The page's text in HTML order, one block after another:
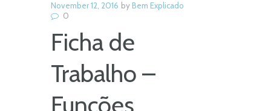
November 12, 2016 byBem Explicado
0
Ficha de
Trabalho –
Funções